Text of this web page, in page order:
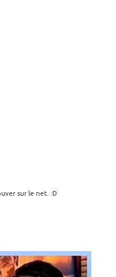
sur le net. :D